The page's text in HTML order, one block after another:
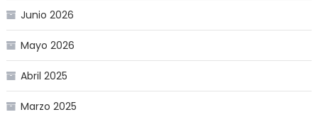
Junio 2026
Mayo 2026
Abril 2025
Marzo 2025